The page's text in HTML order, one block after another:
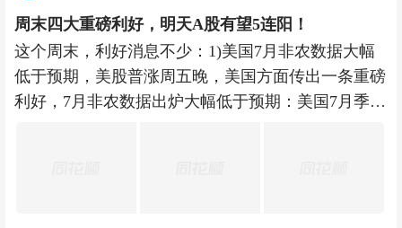
周末四大重磅利好，明天A股有望5连阳！
这个周末，利好消息不少：1)美国7月非农数据大幅
低于预期，美股普涨周五晚，美国方面传出一条重磅
利好，7月非农数据出炉大幅低于预期：美国7月季调